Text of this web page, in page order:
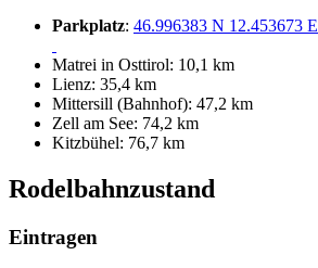
Parkplatz: 46.996383 N 12.453673 E
Matrei in Osttirol: 10,1 km
Lienz: 35,4 km
Mittersill (Bahnhof): 47,2 km
Zell am See: 74,2 km
Kitzbühel: 76,7 km
Rodelbahnzustand
Eintragen